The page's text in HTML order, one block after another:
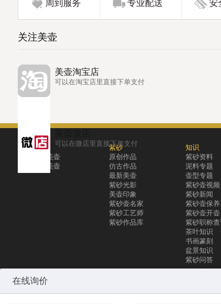
周到服务 专业配送 安
关注美壶
美壶淘宝店
可以在淘宝店里直接下单支付
可以在微店里直接下单支付
关于
关于美壶
联系美壶
紫砂
原创作品
仿古作品
最新美壶
紫砂光影
美壶印象
紫砂壶名家
紫砂工艺师
紫砂作品库
知识
紫砂资料
泥料专题
壶型专题
紫砂壶视频
紫砂新闻
紫砂壶保养
紫砂壶开壶
紫砂职称
茶叶知识
书画篆刻
盆景知识
紫砂问答
Copyright © 2010-2025 All Rights Reserved
在线询价